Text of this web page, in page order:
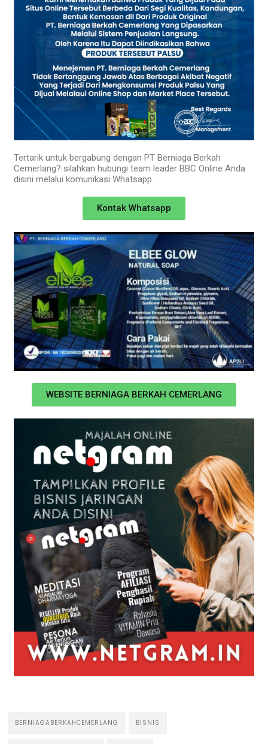
Tertarik untuk bergabung dengan PT Berniaga Berkah
Cemerlang? silahkan hubungi team leader BBC Online Anda
disini melalui komunikasi Whatsapp.
Kontak Whatsapp
WEBSITE BERNIAGA BERKAH CEMERLANG
BERNIAGABERKAHCEMERLANG BISNIS